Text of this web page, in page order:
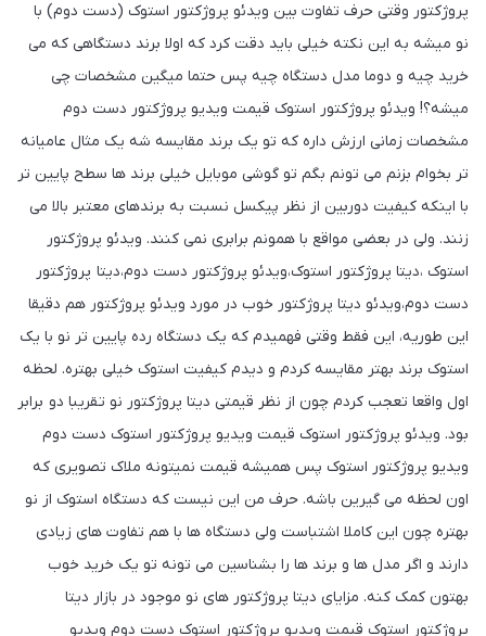
پروژکتور وقتی حرف تفاوت بین ویدئو پروژکتور استوک (دست دوم) با
نو میشه به این نکته خیلی باید دقت کرد که اولا برند دستگاهی که می
خرید چیه و دوما مدل دستگاه چیه پس حتما میگین مشخصات چی
میشه؟! ویدئو پروژکتور استوک قیمت ویدیو پروژکتور دست دوم
مشخصات زمانی ارزش داره که تو یک برند مقایسه شه یک مثال عامیانه
تر بخوام بزنم می تونم بگم تو گوشی موبایل خیلی برند ها سطح پایین تر
با اینکه کیفیت دوربین از نظر پیکسل نسبت به برندهای معتبر بالا می
زنند. ولی در بعضی مواقع با همونم برابری نمی کنند. ویدئو پروژکتور
استوک ،دیتا پروژکتور استوک،ویدئو پروژکتور دست دوم،دیتا پروژکتور
دست دوم،ویدئو دیتا پروژکتور خوب در مورد ویدئو پروژکتور هم دقیقا
این طوریه، این فقط وقتی فهمیدم که یک دستگاه رده پایین تر نو با یک
استوک برند بهتر مقایسه کردم و دیدم کیفیت استوک خیلی بهتره. لحظه
اول واقعا تعجب کردم چون از نظر قیمتی دیتا پروژکتور نو تقریبا دو برابر
بود. ویدئو پروژکتور استوک قیمت ویدیو پروژکتور استوک دست دوم
ویدیو پروژکتور استوک پس همیشه قیمت نمیتونه ملاک تصویری که
اون لحظه می گیرین باشه. حرف من این نیست که دستگاه استوک از نو
بهتره چون این کاملا اشتباست ولی دستگاه ها با هم تفاوت های زیادی
دارند و اگر مدل ها و برند ها را بشناسین می تونه تو یک خرید خوب
بهتون کمک کنه. مزایای دیتا پروژکتور های نو موجود در بازار دیتا
پروژکتور استوک قیمت ویدیو پروژکتور استوک دست دوم ویدیو